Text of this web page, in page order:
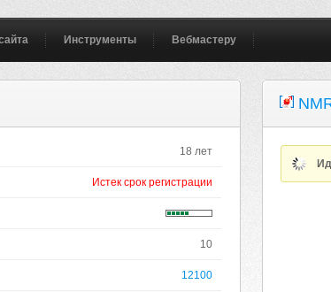
Инструменты Вебмастеру
18 лет
Истек срок регистрации
10
12100